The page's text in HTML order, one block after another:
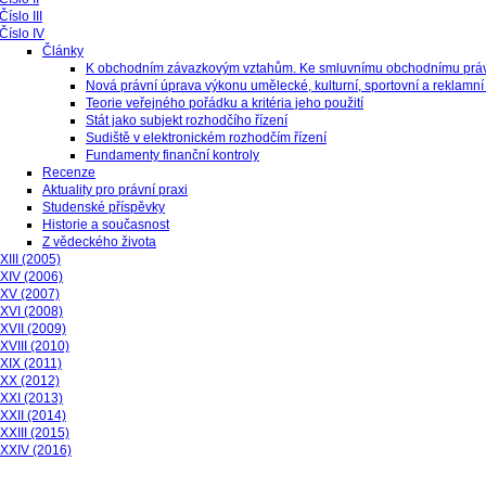
Číslo III
Číslo IV
Články
K obchodním závazkovým vztahům. Ke smluvnímu obchodnímu
Nová právní úprava výkonu umělecké, kulturní, sportovní a
Teorie veřejného pořádku a kritéria jeho použití
Stát jako subjekt rozhodčího řízení
Sudiště v elektronickém rozhodčím řízení
Fundamenty finanční kontroly
Recenze
Aktuality pro právní praxi
Studenské příspěvky
Historie a současnost
Z vědeckého života
(2005)
(2006)
(2007)
(2008)
(2009)
(2010)
(2011)
(2012)
(2013)
(2014)
(2015)
(2016)